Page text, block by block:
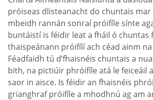
próiseas dlisteanacht do chuntais mar
mbeidh rannán sonraí próifíle sínte
buntáistí is féidir leat a fháil ó chuntas
thaispeánann próifílí ach céad ainm
Féadfaidh tú d’fhaisnéis chuntais a
bith, na pictiúir phróifíle atá le feiceáil
saor in aisce. Is féidir an fhaisnéis
grianghraf próifíle a mhodhnú ag am